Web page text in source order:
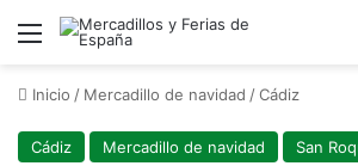
Menú
Inicio / Mercadillo de navidad /Cádiz
Cádiz Mercadillo de navidad San